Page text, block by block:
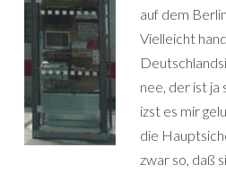
auf dem
Vielleicht
nee, der ist
izst es mir
die
zwar so, daß